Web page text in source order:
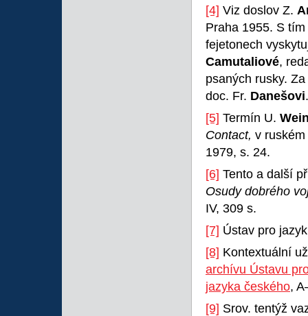
[4] Viz doslov Z.
Praha 1955. S
fejetonech
Camutaliové,
psaných rusky.
doc. Fr. Danešovi.
[5] Termín U.
Contact, v
1979, s. 24.
[6] Tento a další
Osudy dobrého
IV, 309 s.
[7] Ústav pro
[8] Kontextuální
archívu Ústavu
jazyka českého,
[9] Srov. tentýž